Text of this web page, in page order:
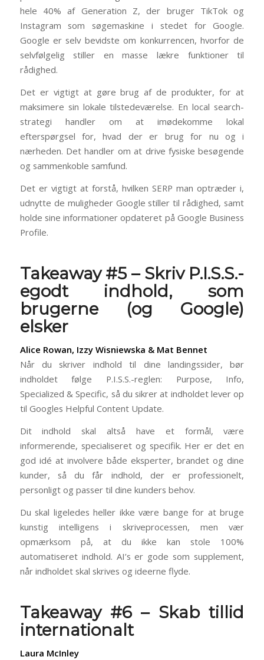
hele 40% af Generation Z, der bruger TikTok og
Instagram som søgemaskine i stedet for Google.
Google er selv bevidste om konkurrencen, hvorfor de
selvfølgelig stiller en masse lækre funktioner til
rådighed.
Det er vigtigt at gøre brug af de produkter, for at
maksimere sin lokale tilstedeværelse. En local search-
strategi handler om at imødekomme lokal
efterspørgsel for, hvad der er brug for nu og i
nærheden. Det handler om at drive fysiske besøgende
og sammenkoble samfund.
Det er vigtigt at forstå, hvilken SERP man optræder i,
udnytte de muligheder Google stiller til rådighed, samt
holde sine informationer opdateret på Google Business
Profile.
Takeaway #5 – Skriv P.I.S.S.-
egodt indhold, som
brugerne (og Google)
elsker
Alice Rowan, Izzy Wisniewska & Mat Bennet
Når du skriver indhold til dine landingssider, bør
indholdet følge P.I.S.S.-reglen: Purpose, Info,
Specialized & Specific, så du sikrer at indholdet lever op
til Googles Helpful Content Update.
Dit indhold skal altså have et formål, være
informerende, specialiseret og specifik. Her er det en
god idé at involvere både eksperter, brandet og dine
kunder, så du får indhold, der er professionelt,
personligt og passer til dine kunders behov.
Du skal ligeledes heller ikke være bange for at bruge
kunstig intelligens i skriveprocessen, men vær
opmærksom på, at du ikke kan stole 100%
automatiseret indhold. AI’s er gode som supplement,
når indholdet skal skrives og ideerne flyde.
Takeaway #6 – Skab tillid
internationalt
Laura McInley